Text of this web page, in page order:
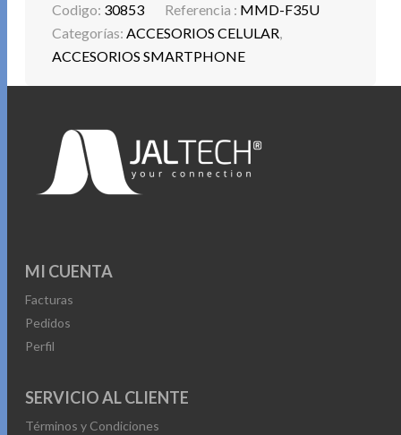
Codigo: 30853 Referencia : MMD-F35U
Categorías:ACCESORIOS CELULAR,
ACCESORIOS SMARTPHONE
MI CUENTA
Facturas
Pedidos
Perfil
SERVICIO AL CLIENTE
Términos y Condiciones